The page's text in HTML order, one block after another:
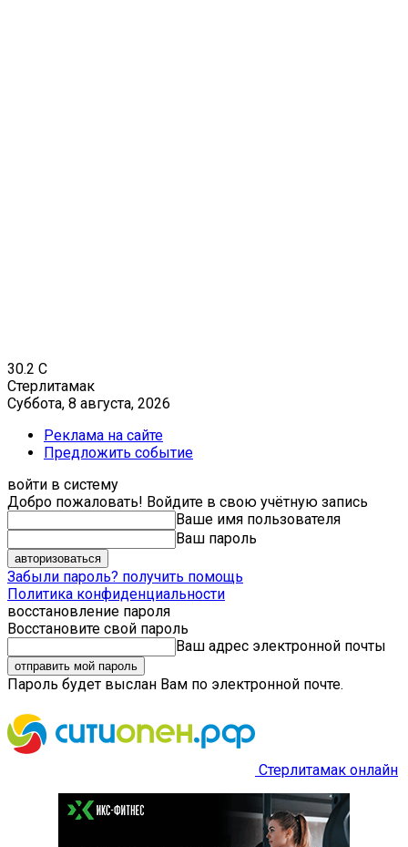
30.2 C
Стерлитамак
Суббота, 8 августа, 2026
Реклама на сайте
Предложить событие
войти в систему
Добро пожаловать! Войдите в свою учётную запись
Ваше имя пользователя
Ваш пароль
Забыли пароль? получить помощь
Политика конфиденциальности
восстановление пароля
Восстановите свой пароль
Ваш адрес электронной почты
Пароль будет выслан Вам по электронной почте.
Стерлитамак онлайн